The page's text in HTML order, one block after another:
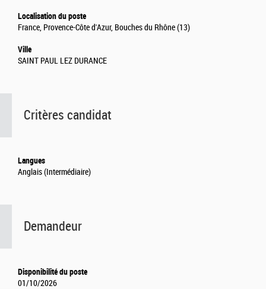
Localisation du poste
France, Provence-Côte d'Azur, Bouches du Rhône (13)
Ville
SAINT PAUL LEZ DURANCE
Critères candidat
Langues
Anglais (Intermédiaire)
Demandeur
Disponibilité du poste
01/10/2026